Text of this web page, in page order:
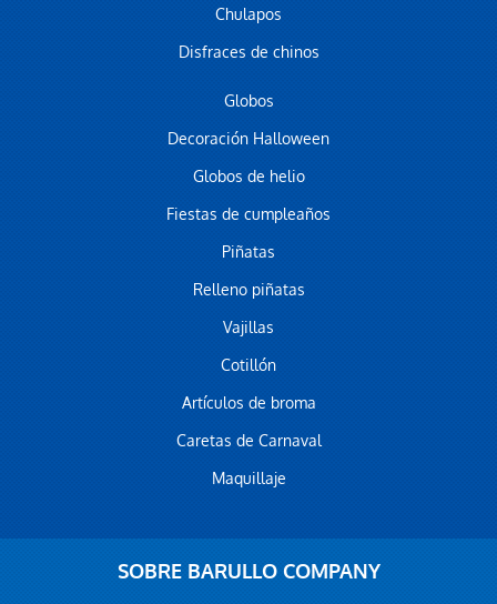
Chulapos
Disfraces de chinos
Globos
Decoración Halloween
Globos de helio
Fiestas de cumpleaños
Piñatas
Relleno piñatas
Vajillas
Cotillón
Artículos de broma
Caretas de Carnaval
Maquillaje
SOBRE BARULLO COMPANY